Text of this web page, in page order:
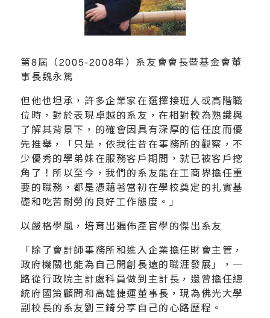
第8屆（2005-2008年）系友會會長暨基金會董
事長魏永篤
但他也坦承，許多企業家在選擇接班人或高階職
位時，對於表現卓越的系友，在相對較為熟識與
了解其背景下，的確會因具有深厚的信任度而優
先推舉，「只是，依我往昔在事務所的觀察，不
少優秀的學弟妹在服務客戶期間，就已被客戶挖
角了！所以至今，我們的系友能在工商界擔任重
要的職務，都是憑藉著當初在學校奠定的扎實基
礎和吃苦耐勞的良好工作態度。」
以嚴格學風，培育出遍佈產官學的傑出系友
「除了會計師事務所和進入企業擔任財會主管，
政府機關也能為自己開創長遠的職涯發展」，一
路從行政院主計處科員做到主計長，還曾擔任總
統府國策顧問和高雄捷運董事長，現為佛光大學
副校長的系友劉三錡分享自己的心路歷程。